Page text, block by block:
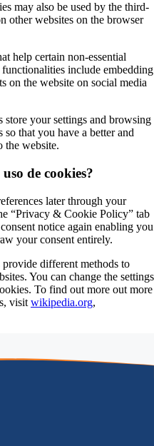
may also be used by the third-
other websites on the browser
help certain non-essential
include embedding
on the website on social media
store your settings and browsing
so that you have a better and
the website.
de cookies?
later through your
“Privacy & Cookie Policy” tab
notice again enabling you
your consent entirely.
different methods to
You can change the settings
To find out more out more
visit wikipedia.org,